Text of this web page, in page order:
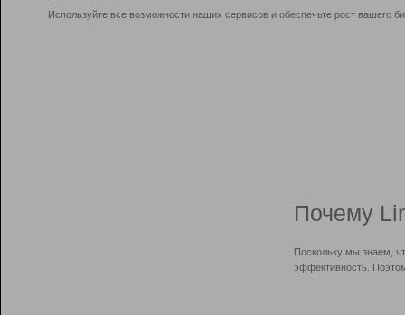
Используйте все возможности наших сервисов и обеспечьте рост вашего
Почему
Поскольку мы знаем,
эффективность.